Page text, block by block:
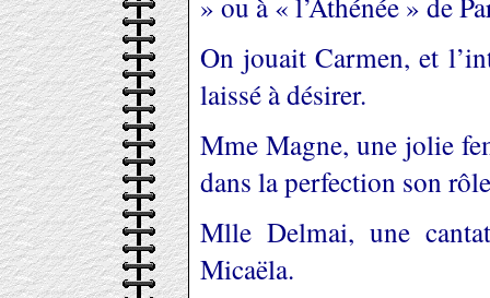
On jouait Carmen, et
laissé à désirer.
Mme Magne, une jolie
dans la perfection son
Mlle Delmai, une
Micaëla.